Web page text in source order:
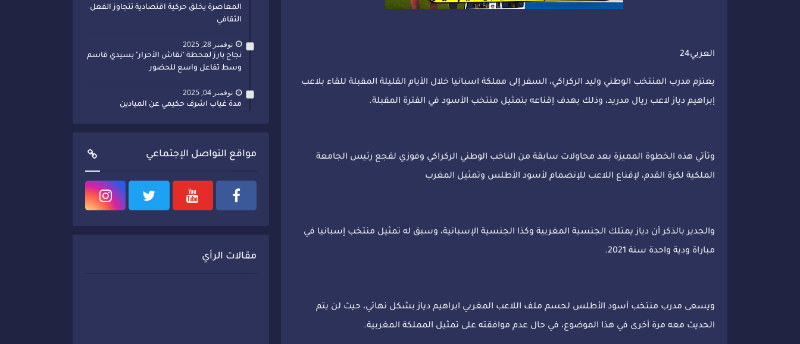
العربي24
يعتزم مدرب المنتخب الوطني وليد الركراكي، السفر إلى مملكة اسبانيا خلال الأيام القليلة المقبلة للقاء بلاعب
إبراهيم دياز لاعب ريال مدريد، وذلك بهدف إقناعه بتمثيل منتخب الأسود في الفترة المقبلة.
وتأتي هذه الخطوة المميزة بعد محاولات سابقة من الناخب الوطني الركراكي وفوزي لقجع رئيس الجامعة
الملكية لكرة القدم، لإقناع اللاعب للإنضمام لأسود الأطلس وتمثيل المغرب
والجدير بالذكر أن دياز يمتلك الجنسية المغربية وكذا الجنسية الإسبانية، وسبق له تمثيل منتخب إسبانيا في
مباراة ودية واحدة سنة 2021.
ويسعى مدرب منتخب أسود الأطلس لحسم ملف اللاعب المغربي ابراهيم دياز بشكل نهائي، حيث لن يتم
الحديث معه مرة أخرى في هذا الموضوع، في حال عدم موافقته على تمثيل المملكة المغربية.
المعاصرة يخلق حركية اقتصادية تتجاوز الفعل
الثقافي
نوفمبر 28, 2025
نجاح بارز لمحطة "نقاش الأحرار" بسيدي قاسم
وسط تفاعل واسع للحضور
نوفمبر 04, 2025
مدة غياب اشرف حكيمي عن الميادين
مواقع التواصل الإجتماعي
مقالات الرأي